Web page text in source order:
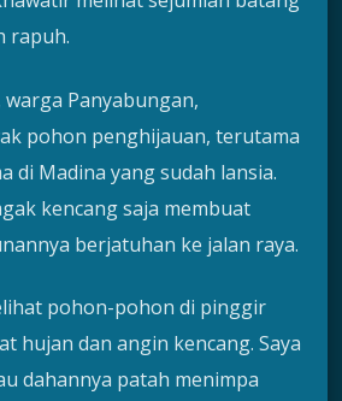
rapuh.
Panyabungan,
pohon penghijauan, terutama
di Madina yang sudah lansia.
kencang saja membuat
berjatuhan ke jalan raya.
pohon-pohon di pinggir
hujan dan angin kencang. Saya
dahannya patah menimpa